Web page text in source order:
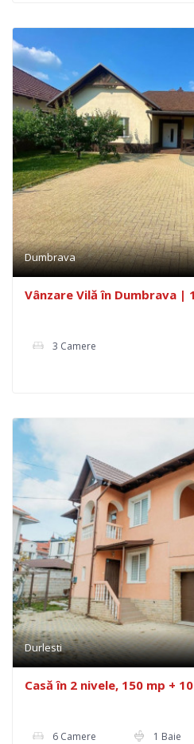
Dumbrava
Vânzare Vilă în Dumbrava |
3 Camere
Durlesti
Casă în 2 nivele, 150 mp +
6 Camere 1 Baie